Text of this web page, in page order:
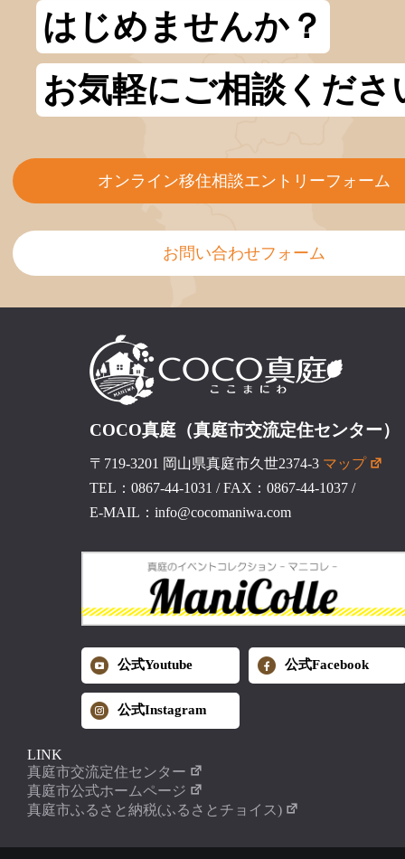
はじめませんか？
お気軽にご相談くださ
オンライン移住相談エントリーフォーム
お問い合わせフォーム
COCO真庭（真庭市交流定住センター）
〒719-3201 岡山県真庭市久世2374-3 マップ
TEL：0867-44-1031 /FAX：0867-44-1037/
E-MAIL：info@cocomaniwa.com
公式Youtube 公式Facebook
公式Instagram
LINK
真庭市交流定住センター
真庭市公式ホームページ
真庭市ふるさと納税(ふるさとチョイス)